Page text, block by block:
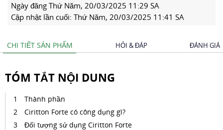
Ngày đăng Thứ Năm, 20/03/2025 11:29 SA
Cập nhật lần cuối: Thứ Năm, 20/03/2025 11:41 SA
CHI TIẾT SẢN PHẨM HỎI & ĐÁP ĐÁNH GIÁ
TÓM TẮT NỘI DUNG
Thành phần
Ciritton Forte có công dụng gì?
Đối tượng sử dụng Ciritton Forte